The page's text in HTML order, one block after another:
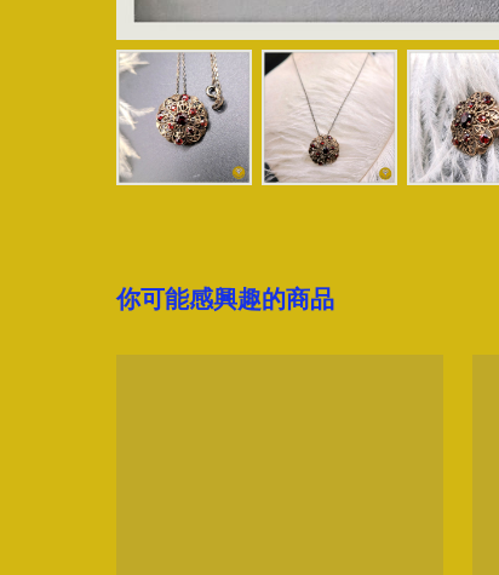
你可能感興趣的商品